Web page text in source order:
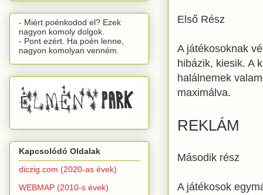
Első Rész
A játékosoknak
hibázik, kiesik. A
halálnemek
maximálva.
REKLÁM
Második rész
A játékosok
- Miért poénkodod el? Ezek
nagyon komoly dolgok.
- Pont ezért. Ha poén lenne,
nagyon komolyan venném.
Kapcsolódó Oldalak
diczig.com (2020-as évek)
WEBMAP (2010-s évek)